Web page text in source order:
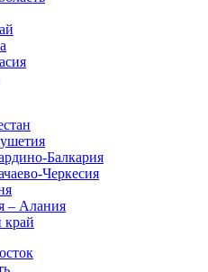
Балкария
Черкесия
– Алания
край